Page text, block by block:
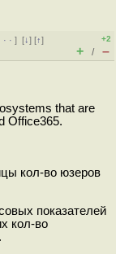
· ·][↓] [↑]
+2
+ / –
that are
Office365.
кол-во юзеров
показателей
кол-во